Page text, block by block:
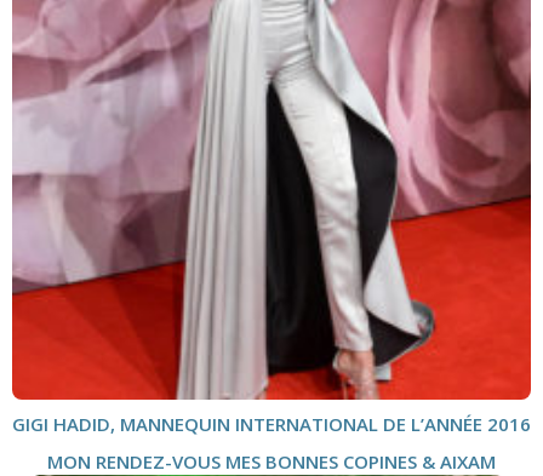
GIGI HADID, MANNEQUIN INTERNATIONAL DE L’ANNÉE 2016
MON RENDEZ-VOUS MES BONNES COPINES & AIXAM